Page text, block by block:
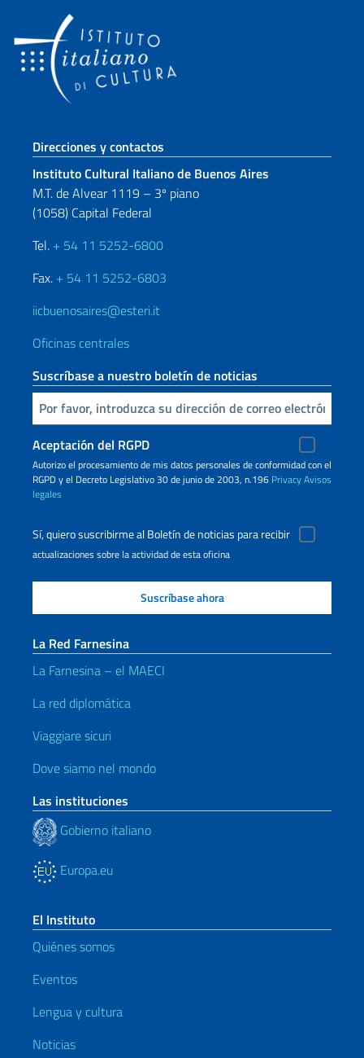
Sezione footer
Direcciones y contactos
Instituto Cultural Italiano de Buenos Aires
M.T. de Alvear 1119 – 3º piano
(1058) Capital Federal
Tel. + 54 11 5252-6800
Fax. + 54 11 5252-6803
iicbuenosaires@esteri.it
Oficinas centrales
Suscríbase a nuestro boletín de noticias
Inserta tu correo electronico
Aceptación del RGPD
Autorizo ​​el procesamiento de mis datos personales de conformidad con el
RGPD y el Decreto Legislativo 30 de junio de 2003, n.196 PrivacyAvisos
legales
Sí, quiero suscribirme al Boletín de noticias para recibir
actualizaciones sobre la actividad de esta oficina
La Red Farnesina
La Farnesina – el MAECI
La red diplomática
Viaggiare sicuri
Dove siamo nel mondo
Las instituciones
Gobierno italiano
Europa.eu
El Instituto
Quiénes somos
Eventos
Lengua y cultura
Noticias